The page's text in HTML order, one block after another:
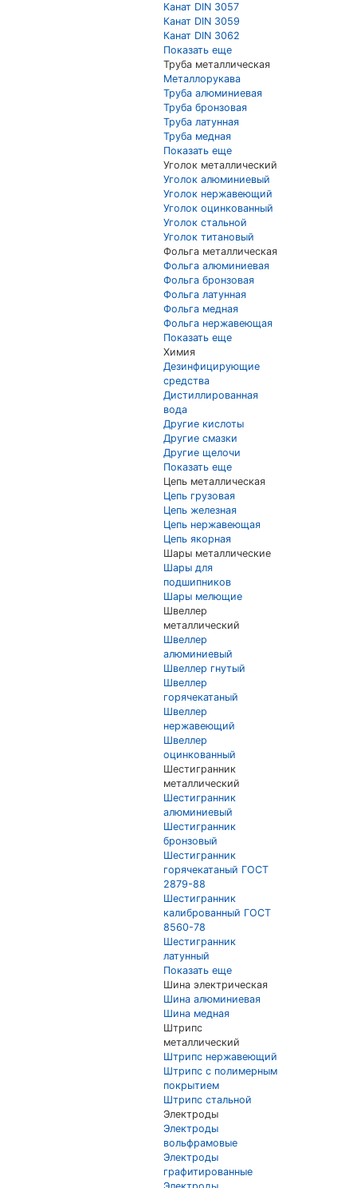
Канат DIN 3057
Канат DIN 3059
Канат DIN 3062
Показать еще
Труба металлическая
Металлорукава
Труба алюминиевая
Труба бронзовая
Труба латунная
Труба медная
Показать еще
Уголок металлический
Уголок алюминиевый
Уголок нержавеющий
Уголок оцинкованный
Уголок стальной
Уголок титановый
Фольга металлическая
Фольга алюминиевая
Фольга бронзовая
Фольга латунная
Фольга медная
Фольга нержавеющая
Показать еще
Химия
Дезинфицирующие
средства
Дистиллированная
вода
Другие кислоты
Другие смазки
Другие щелочи
Показать еще
Цепь металлическая
Цепь грузовая
Цепь железная
Цепь нержавеющая
Цепь якорная
Шары металлические
Шары для
подшипников
Шары мелющие
Швеллер
металлический
Швеллер
алюминиевый
Швеллер гнутый
Швеллер
горячекатаный
Швеллер
нержавеющий
Швеллер
оцинкованный
Шестигранник
металлический
Шестигранник
алюминиевый
Шестигранник
бронзовый
Шестигранник
горячекатаный ГОСТ
2879-88
Шестигранник
калиброванный ГОСТ
8560-78
Шестигранник
латунный
Показать еще
Шина электрическая
Шина алюминиевая
Шина медная
Штрипс
металлический
Штрипс нержавеющий
Штрипс с полимерным
покрытием
Штрипс стальной
Электроды
Электроды
вольфрамовые
Электроды
графитированные